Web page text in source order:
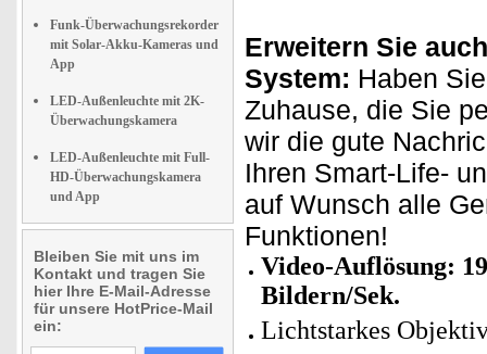
Funk-Überwachungsrekorder
mit Solar-Akku-Kameras und
App
LED-Außenleuchte mit 2K-
Überwachungskamera
LED-Außenleuchte mit Full-
HD-Überwachungskamera
und App
Bleiben Sie mit uns im
Kontakt und tragen Sie
hier Ihre E-Mail-Adresse
für unsere HotPrice-Mail
ein:
Erweitern Sie
System: Haben
Zuhause, die Sie
wir die gute
Ihren Smart-Life-
auf Wunsch alle
Funktionen!
Video-Auflösung:
Bildern/Sek.
Lichtstarkes